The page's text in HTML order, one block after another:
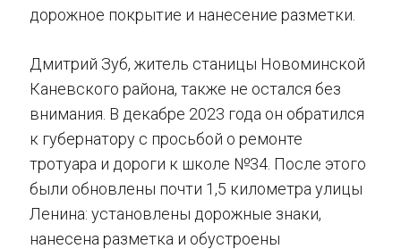
дорожное покрытие и нанесение разметки.
Дмитрий Зуб, житель станицы Новоминской
Каневского района, также не остался без
внимания. В декабре 2023 года он обратился
к губернатору с просьбой о ремонте
тротуара и дороги к школе №34. После этого
были обновлены почти 1,5 километра улицы
Ленина: установлены дорожные знаки,
нанесена разметка и обустроены